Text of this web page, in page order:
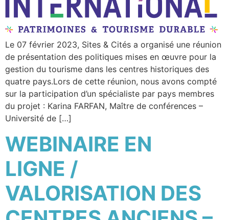
Le 07 février 2023, Sites & Cités a organisé une réunion
de présentation des politiques mises en œuvre pour la
gestion du tourisme dans les centres historiques des
quatre pays.Lors de cette réunion, nous avons compté
sur la participation d’un spécialiste par pays membres
du projet : Karina FARFAN, Maître de conférences –
Université de […]
WEBINAIRE EN
LIGNE /
VALORISATION DES